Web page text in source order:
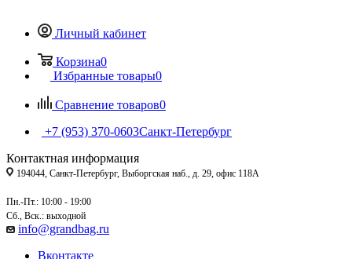
Личный кабинет
Корзина0
Избранные товары0
Сравнение товаров0
+7 (953) 370-0603Санкт-Петербург
Контактная информация
194044, Санкт-Петербург, Выборгская наб., д. 29, офис 118А
Пн.-Пт.: 10:00 - 19:00
Сб., Вск.: выходной
info@grandbag.ru
Вконтакте